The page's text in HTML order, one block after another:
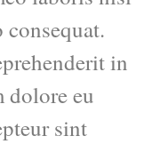
in
dolore eu
sint